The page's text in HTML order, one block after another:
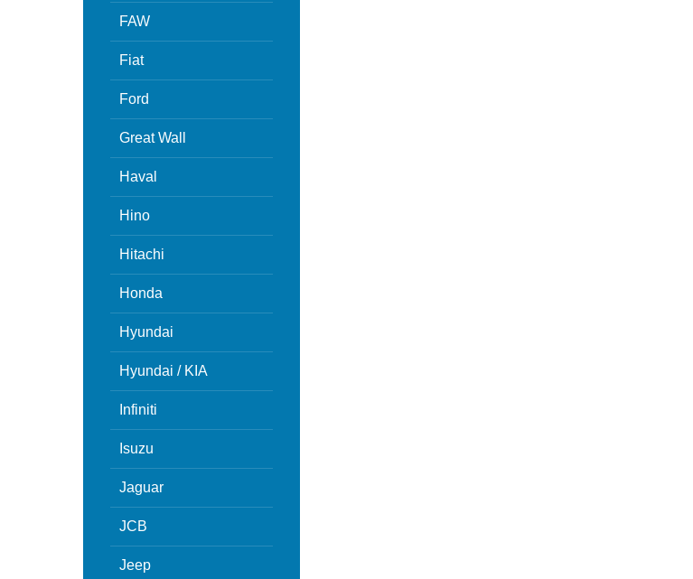
FAW
Fiat
Ford
Great Wall
Haval
Hino
Hitachi
Honda
Hyundai
Hyundai / KIA
Infiniti
Isuzu
Jaguar
JCB
Jeep